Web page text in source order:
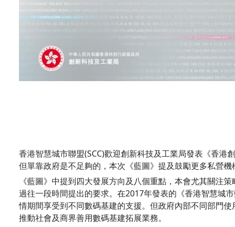
香港智慧城市聯盟(SCC)歡迎創新科技及工業局發表《香港
但單靠政府是不足夠的，本次《藍圖》提及鼓勵更多私營
《藍圖》中提到四大發展方向及八個重點，本會尤其關注
過往一段時間提出的要求。在2017年發表的《香港智慧城
情期間享受到不同數碼基建的支援。但政府內部不同部門
推動社會及商界善用數碼基建拓展業務。